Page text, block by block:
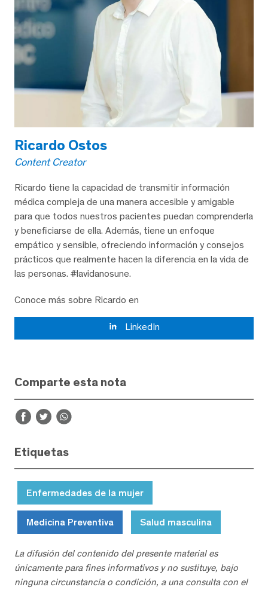
Ricardo Ostos
Content Creator
Ricardo tiene la capacidad de transmitir información
médica compleja de una manera accesible y amigable
para que todos nuestros pacientes puedan comprenderla
y beneficiarse de ella. Además, tiene un enfoque
empático y sensible, ofreciendo información y consejos
prácticos que realmente hacen la diferencia en la vida de
las personas. #lavidanosune.
Conoce más sobre Ricardo en
LinkedIn
Comparte esta nota
Etiquetas
Enfermedades de la mujer
Medicina Preventiva Salud masculina
La difusión del contenido del presente material es
únicamente para fines informativos y no sustituye, bajo
ninguna circunstancia o condición, a una consulta con el